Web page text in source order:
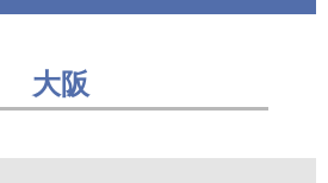
大阪